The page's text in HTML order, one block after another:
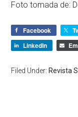
Foto tomada de:
Facebook
LinkedIn
Filed Under: Revista